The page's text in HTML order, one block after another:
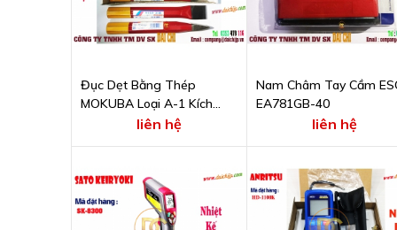
Đục Dẹt Bằng Thép
MOKUBA Loại A-1 Kích
Thước 32 x 230 x 25 mm
liên hệ
Nam Châm Tay Cầm
EA781GB-40
liên hệ